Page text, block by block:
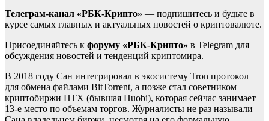
Телеграм-канал «РБК-Крипто» — подпишитесь и будьте в
курсе самых главных и актуальных новостей о криптовалюте.
Присоединяйтесь к форуму «РБК-Крипто» в Telegram для
обсуждения новостей и тенденций криптомира.
В 2018 году Сан интегрировал в экосистему Tron протокол
для обмена файлами BitTorrent, а позже стал советником
криптобиржи HTX (бывшая Huobi), которая сейчас занимает
13-е место по объемам торгов. Журналисты не раз называли